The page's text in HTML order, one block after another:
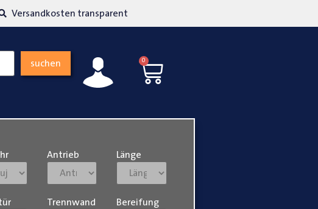
Versandkosten transparent
suchen 0
Antrieb Länge
Trennwand Bereifung